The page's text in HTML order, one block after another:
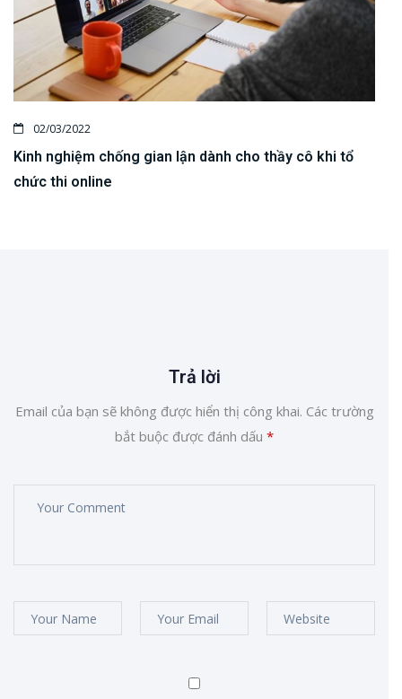
02/03/2022
Kinh nghiệm chống gian lận dành cho thầy cô khi tổ
chức thi online
Trả lời
Email của bạn sẽ không được hiển thị công khai. Các trường
bắt buộc được đánh dấu *